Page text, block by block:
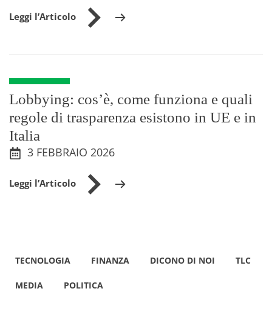
Leggi l’Articolo
Lobbying: cos’è, come funziona e quali
regole di trasparenza esistono in UE e in
Italia
3 FEBBRAIO 2026
Leggi l’Articolo
TECNOLOGIA FINANZA DICONO DI NOI TLC
MEDIA POLITICA